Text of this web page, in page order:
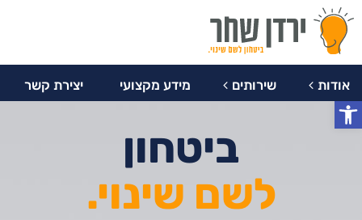
פתח סרגל נגישות
אודות
אודות שירותים מידע מקצועי יצירת קשר
ביטחון
לשם שינוי.